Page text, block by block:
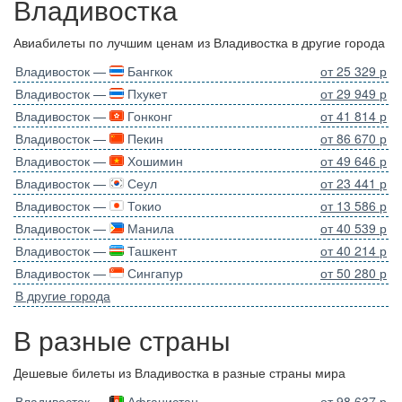
Владивостка
Авиабилеты по лучшим ценам из Владивостка в другие города
Владивосток —
Бангкок
от 25 329 р
Владивосток —
Пхукет
от 29 949 р
Владивосток —
Гонконг
от 41 814 р
Владивосток —
Пекин
от 86 670 р
Владивосток —
Хошимин
от 49 646 р
Владивосток —
Сеул
от 23 441 р
Владивосток —
Токио
от 13 586 р
Владивосток —
Манила
от 40 539 р
Владивосток —
Ташкент
от 40 214 р
Владивосток —
Сингапур
от 50 280 р
В другие города
В разные страны
Дешевые билеты из Владивостка в разные страны мира